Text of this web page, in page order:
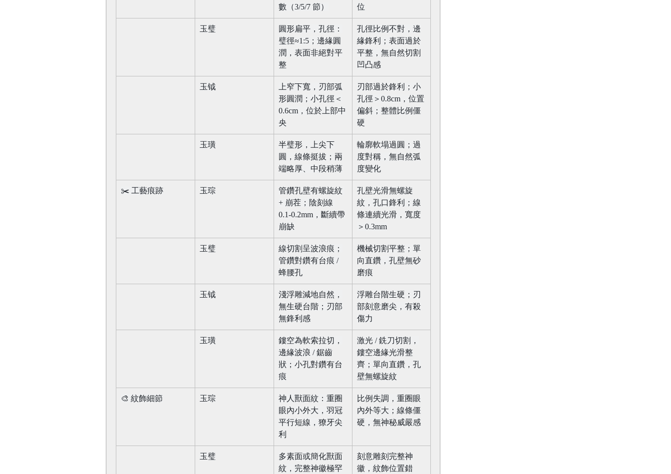
數（3/5/7 節）​
位​
玉璧​
圓形扁平，孔徑：
璧徑≈1:5；邊緣圓
潤，表面非絕對平
整​
孔徑比例不對，邊
緣鋒利；表面過於
平整，無自然切割
凹凸感​
玉钺​
上窄下寬，刃部弧
形圓潤；小孔徑＜
0.6cm，位於上部中
央​
刃部過於鋒利；小
孔徑＞0.8cm，位置
偏斜；整體比例僵
硬​
玉璜​
半璧形，上尖下
圓，線條挺拔；兩
端略厚、中段稍薄​
輪廓軟塌過圓；過
度對稱，無自然弧
度變化​
✂️ 工藝痕跡​ 玉琮​
管鑽孔壁有螺旋紋
+ 崩茬；陰刻線
0.1-0.2mm，斷續帶
崩缺​
孔壁光滑無螺旋
紋，孔口鋒利；線
條連續光滑，寬度
＞0.3mm​
玉璧​
線切割呈波浪痕；
管鑽對鑽有台痕 /
蜂腰孔​
機械切割平整；單
向直鑽，孔壁無砂
磨痕​
玉钺​
淺浮雕減地自然，
無生硬台階；刃部
無鋒利感​
浮雕台階生硬；刃
部刻意磨尖，有殺
傷力​
玉璜​
鏤空為軟索拉切，
邊緣波浪 / 鋸齒
狀；小孔對鑽有台
痕​
激光 / 銑刀切割，
鏤空邊緣光滑整
齊；單向直鑽，孔
壁無螺旋紋​
🎨 紋飾細節​ 玉琮​
神人獸面紋：重圈
眼內小外大，羽冠
平行短線，獠牙尖
利​
比例失調，重圈眼
內外等大；線條僵
硬，無神秘威嚴感​
玉璧​
多素面或簡化獸面
紋，完整神徽極罕
刻意雕刻完整神
徽，紋飾位置錯